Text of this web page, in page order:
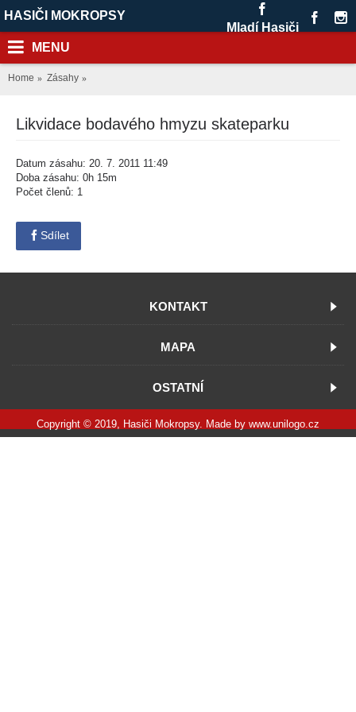
HASIČI MOKROPSY
Mladí Hasiči
MENU
Home Zásahy
Likvidace bodavého hmyzu skateparku
Datum zásahu: 20. 7. 2011 11:49
Doba zásahu: 0h 15m
Počet členů: 1
Sdílet
KONTAKT
MAPA
OSTATNÍ
Copyright © 2019, Hasiči Mokropsy. Made by www.unilogo.cz